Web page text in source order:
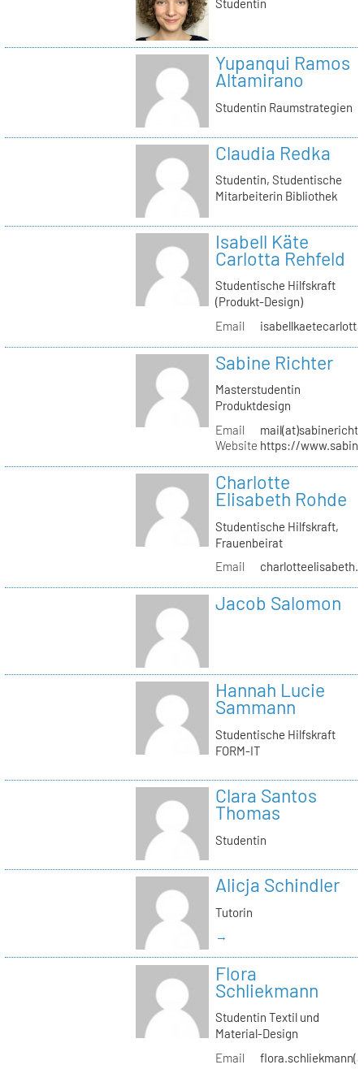
Studentin
Yupanqui Ramos
Altamirano
Studentin Raumstrategien
Claudia Redka
Studentin, Studentische
Mitarbeiterin Bibliothek
Isabell Käte
Carlotta Rehfeld
Studentische Hilfskraft
(Produkt-Design)
Email
Sabine Richter
Masterstudentin
Produktdesign
Email
Website https://
Charlotte
Elisabeth Rohde
Studentische Hilfskraft,
Frauenbeirat
Email
Jacob Salomon
Hannah Lucie
Sammann
Studentische Hilfskraft
FORM-IT
Clara Santos
Thomas
Studentin
Alicja Schindler
Tutorin
→
Flora
Schliekmann
Studentin Textil und
Material-Design
Email